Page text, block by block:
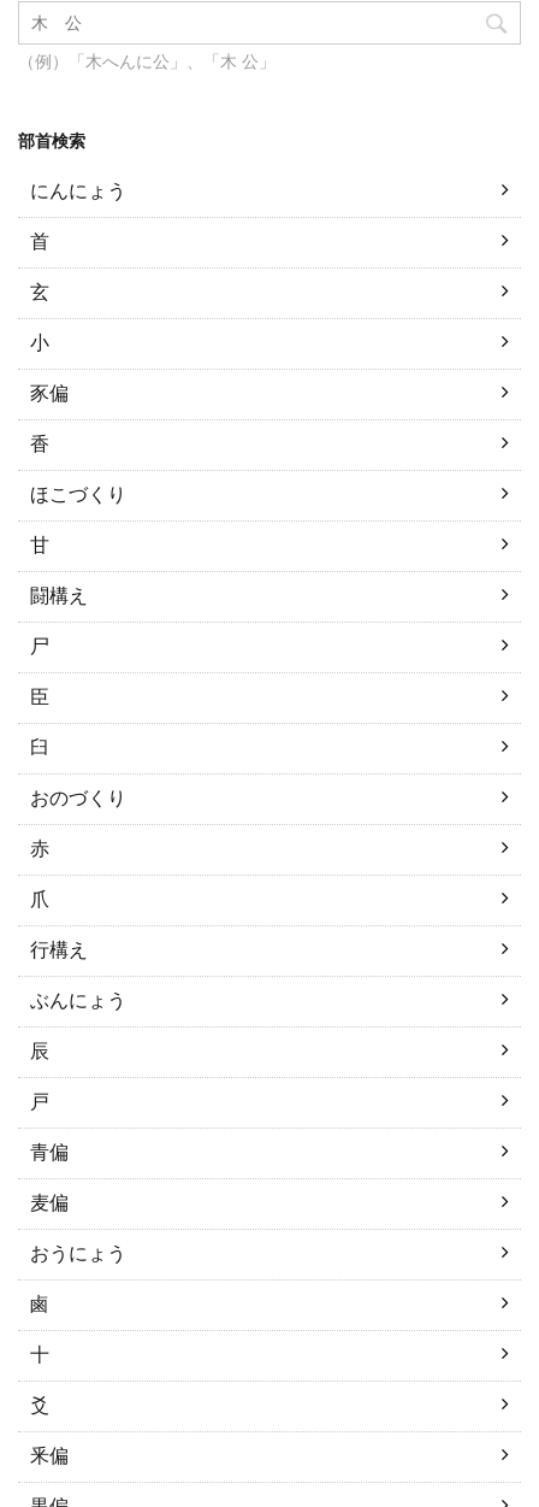
（例）「木へんに公」、「木 公」
部首検索
にんにょう
首
玄
小
豕偏
香
ほこづくり
甘
闘構え
尸
臣
臼
おのづくり
赤
爪
行構え
ぶんにょう
辰
戸
青偏
麦偏
おうにょう
鹵
十
爻
釆偏